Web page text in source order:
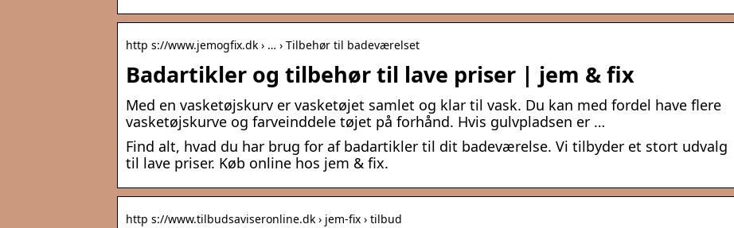
http s://www.jemogfix.dk › … › Tilbehør til badeværelset
Badartikler og tilbehør til lave priser | jem & fix
Med en vasketøjskurv er vasketøjet samlet og klar til vask. Du kan med fordel have flere
vasketøjskurve og farveinddele tøjet på forhånd. Hvis gulvpladsen er …
Find alt, hvad du har brug for af badartikler til dit badeværelse. Vi tilbyder et stort udvalg
til lave priser. Køb online hos jem & fix.
http s://www.tilbudsaviseronline.dk › jem-fix › tilbud